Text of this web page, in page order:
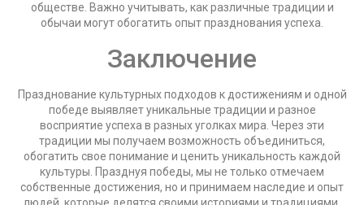
обществе. Важно учитывать, как различные традиции и
обычаи могут обогатить опыт празднования успеха.
Заключение
Празднование культурных подходов к достижениям и одной
победе выявляет уникальные традиции и разное
восприятие успеха в разных уголках мира. Через эти
традиции мы получаем возможность объединиться,
обогатить свое понимание и ценить уникальность каждой
культуры. Празднуя победы, мы не только отмечаем
собственные достижения, но и принимаем наследие и опыт
людей, которые делятся своими историями и традициями.